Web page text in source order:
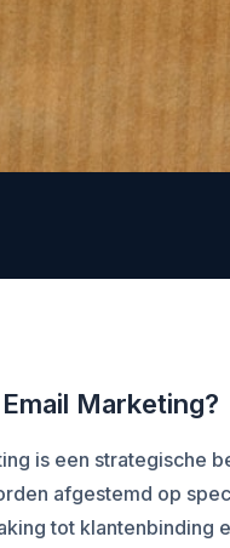
Marketing?
is een strategische
afgestemd op
tot klantenbinding